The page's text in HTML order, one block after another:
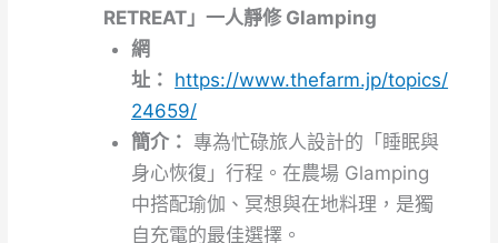
RETREAT」一人靜修 Glamping
網
址： https://www.thefarm.jp/topics/
24659/
簡介： 專為忙碌旅人設計的「睡眠與
身心恢復」行程。在農場 Glamping
中搭配瑜伽、冥想與在地料理，是獨
自充電的最佳選擇。